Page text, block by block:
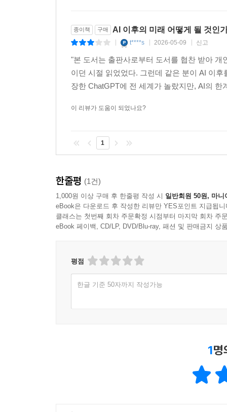
“가장 위험한 것은 모른다는 사실조차 모르는 것이
AI 이후의 금융과 산업, 일자리의 흐름을
가장 냉철하고 정밀하게 분석한 보고서
문제는 그 변화가 이미 현실이 되기 시작되었
명확한 결과로 드러난다. 채용이 줄고, 업무 구
돌아온다. “지금 내가 하는 일은 과연 앞으로도 생
기본적인 개념조차 제대로 구분하지 못한 채 AI
있었지만, 문제를 찾아내 검증하는 사람은 없었다.
AI는 강력한 도구다. 그러나 판단까지 대신해 주
크게 증폭된다. 기술의 속도가 인간의 사고를 앞지
인터넷을 도입할지 말지를 논쟁하지 않듯, AI 역
이 책은 변화의 방향을 짚는 데서 멈추지 않는
이 거대한 변화 앞에서도, 여전히 아무것도 하지
종이책 구매 AI 이후의 미래 어떻게 될 것인
t****s 2026-05-09 신고
"본 도서는 출판사로부터 도서를 협찬 받아 개
이던 시절 읽었었다. 그런데 같은 분이 AI 이
장한 ChatGPT에 전 세계가 놀랐지만, AI의
이 리뷰가 도움이 되었나요?
1
한줄평 (1건)
1,000원 이상 구매 후 한줄평 작성 시 일반회원 50원, 마니
eBook은 다운로드 후 작성한 리뷰만 YES포인트 지급됩니
클래스는 첫번째 회차 주문확정 시점부터 마지막 회차 주
eBook 페이백, CD/LP, DVD/Blu-ray, 패션 및 판매금지 상
평점
한글 기준 50자까지 작성가능
1명